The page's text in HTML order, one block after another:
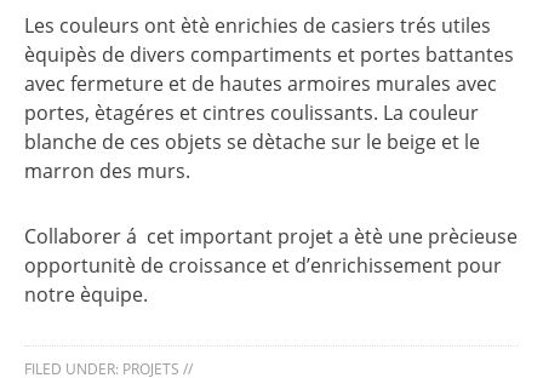
Les couleurs ont ètè enrichies de casiers trés utiles
èquipès de divers compartiments et portes battantes
avec fermeture et de hautes armoires murales avec
portes, ètagéres et cintres coulissants. La couleur
blanche de ces objets se dètache sur le beige et le
marron des murs.
Collaborer á cet important projet a ètè une prècieuse
opportunitè de croissance et d’enrichissement pour
notre èquipe.
FILED UNDER: PROJETS //